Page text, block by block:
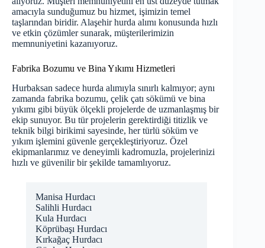
amacıyla sunduğumuz bu hizmet, işimizin temel
taşlarından biridir. Alaşehir hurda alımı konusunda hızlı
ve etkin çözümler sunarak, müşterilerimizin
memnuniyetini kazanıyoruz.
Fabrika Bozumu ve Bina Yıkımı Hizmetleri
Hurbaksan sadece hurda alımıyla sınırlı kalmıyor; aynı
zamanda fabrika bozumu, çelik çatı sökümü ve bina
yıkımı gibi büyük ölçekli projelerde de uzmanlaşmış bir
ekip sunuyor. Bu tür projelerin gerektirdiği titizlik ve
teknik bilgi birikimi sayesinde, her türlü söküm ve
yıkım işlemini güvenle gerçekleştiriyoruz. Özel
ekipmanlarımız ve deneyimli kadromuzla, projelerinizi
hızlı ve güvenilir bir şekilde tamamlıyoruz.
Manisa Hurdacı
Salihli Hurdacı
Kula Hurdacı
Köprübaşı Hurdacı
Kırkağaç Hurdacı